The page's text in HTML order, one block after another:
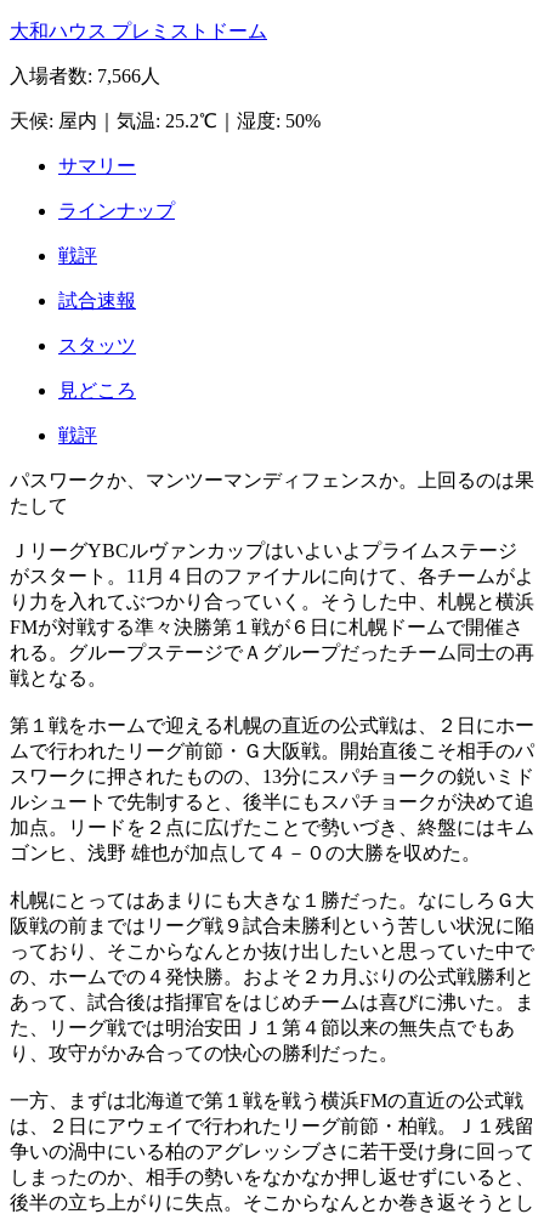
大和ハウス プレミストドーム
入場者数: 7,566人
天候: 屋内 気温: 25.2℃ 湿度: 50%
サマリー
ラインナップ
戦評
試合速報
スタッツ
見どころ
戦評
パスワークか、マンツーマンディフェンスか。上回るのは果
たして
ＪリーグYBCルヴァンカップはいよいよプライムステージ
がスタート。11月４日のファイナルに向けて、各チームがよ
り力を入れてぶつかり合っていく。そうした中、札幌と横浜
FMが対戦する準々決勝第１戦が６日に札幌ドームで開催さ
れる。グループステージでＡグループだったチーム同士の再
戦となる。
第１戦をホームで迎える札幌の直近の公式戦は、２日にホー
ムで行われたリーグ前節・Ｇ大阪戦。開始直後こそ相手のパ
スワークに押されたものの、13分にスパチョークの鋭いミド
ルシュートで先制すると、後半にもスパチョークが決めて追
加点。リードを２点に広げたことで勢いづき、終盤にはキム
ゴンヒ、浅野 雄也が加点して４－０の大勝を収めた。
札幌にとってはあまりにも大きな１勝だった。なにしろＧ大
阪戦の前まではリーグ戦９試合未勝利という苦しい状況に陥
っており、そこからなんとか抜け出したいと思っていた中で
の、ホームでの４発快勝。およそ２カ月ぶりの公式戦勝利と
あって、試合後は指揮官をはじめチームは喜びに沸いた。ま
た、リーグ戦では明治安田Ｊ１第４節以来の無失点でもあ
り、攻守がかみ合っての快心の勝利だった。
一方、まずは北海道で第１戦を戦う横浜FMの直近の公式戦
は、２日にアウェイで行われたリーグ前節・柏戦。Ｊ１残留
争いの渦中にいる柏のアグレッシブさに若干受け身に回って
しまったのか、相手の勢いをなかなか押し返せずにいると、
後半の立ち上がりに失点。そこからなんとか巻き返そうとし